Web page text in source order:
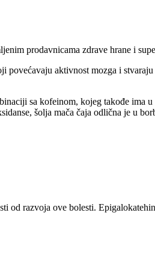
prodavnicama zdrave hrane i
aktivnost mozga i stvaraju
sa kofeinom, kojeg takođe ima
šolja mača čaja odlična je u
od razvoja ove bolesti.